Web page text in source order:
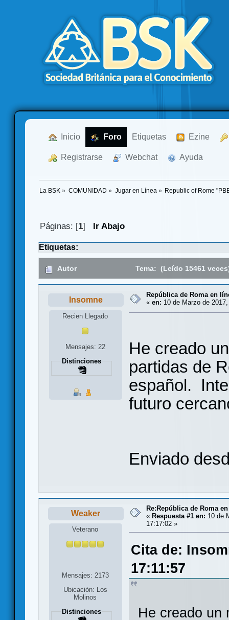
Inicio Foro Etiquetas Ezine
Registrarse Webchat Ayuda
La BSK » COMUNIDAD » Jugar en Línea » Republic of Rome
Páginas: [1] Ir Abajo
Etiquetas:
Autor Tema: (Leído 15461
Insomne
Recien Llegado
Mensajes: 22
Distinciones
República de Roma en
« en: 10 de Marzo de
He creado
partidas de
español.
futuro
Enviado
Weaker
Veterano
Mensajes: 2173
Ubicación: Los
Molinos
Distinciones
Re:República de Roma
« Respuesta #1 en: 10 de
17:17:02 »
Cita de:
17:11:57
He creado un